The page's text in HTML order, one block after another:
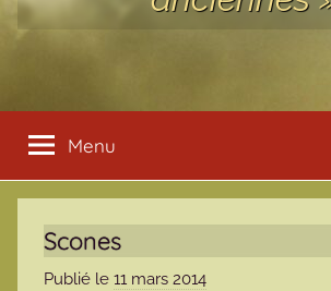
Menu
Scones
Publié le 11 mars 2014